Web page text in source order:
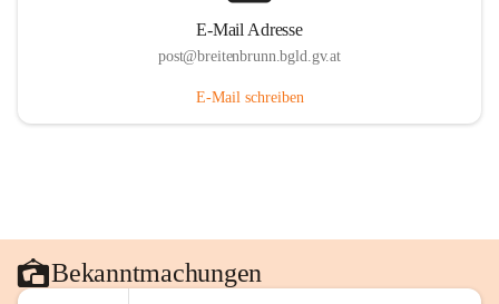
E-Mail Adresse
post@breitenbrunn.bgld.gv.at
E-Mail schreiben
Bekanntmachungen